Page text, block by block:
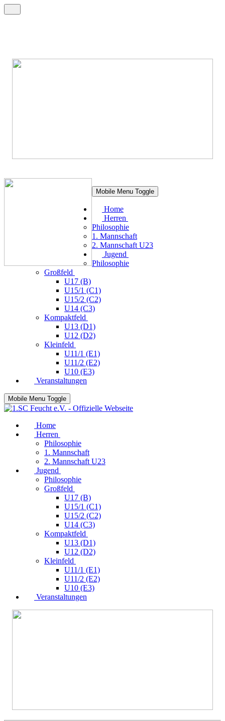
Mobile Menu Toggle
Home
Herren
Philosophie
1. Mannschaft
2. Mannschaft U23
Jugend
Philosophie
Großfeld
U17 (B)
U15/1 (C1)
U15/2 (C2)
U14 (C3)
Kompaktfeld
U13 (D1)
U12 (D2)
Kleinfeld
U11/1 (E1)
U11/2 (E2)
U10 (E3)
Veranstaltungen
Mobile Menu Toggle
Home
Herren
Philosophie
1. Mannschaft
2. Mannschaft U23
Jugend
Philosophie
Großfeld
U17 (B)
U15/1 (C1)
U15/2 (C2)
U14 (C3)
Kompaktfeld
U13 (D1)
U12 (D2)
Kleinfeld
U11/1 (E1)
U11/2 (E2)
U10 (E3)
Veranstaltungen